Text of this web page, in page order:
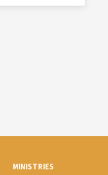
MINISTRIES